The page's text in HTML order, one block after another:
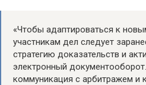
«Чтобы адаптироваться к
участникам дел следует
стратегию доказательств и
электронный
коммуникация с арбитражем и